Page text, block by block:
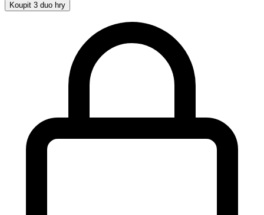
Koupit 3 duo hry